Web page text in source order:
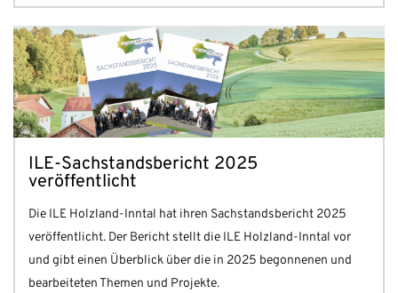
ILE-Sachstandsbericht 2025
veröffentlicht
Die ILE Holzland-Inntal hat ihren Sachstandsbericht 2025
veröffentlicht. Der Bericht stellt die ILE Holzland-Inntal vor
und gibt einen Überblick über die in 2025 begonnenen und
bearbeiteten Themen und Projekte.